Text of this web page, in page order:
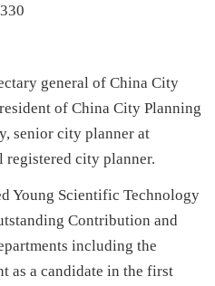
general of China City
of China City Planning
senior city planner at
registered city planner.
Scientific Technology
Contribution and
including the
as a candidate in the first